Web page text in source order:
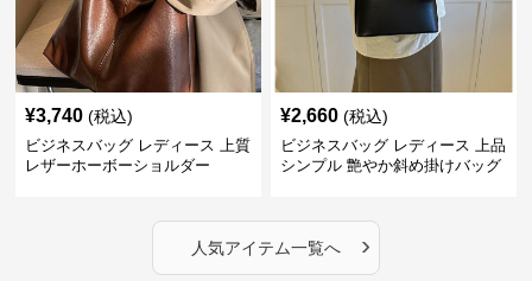
¥3,740 (税込)
ビジネスバッグ レディース 上質
レザーホーボーショルダー
¥2,660 (税込)
ビジネスバッグ レディース 上品
シンプル 艶やか斜め掛けバッグ
人気アイテム一覧へ ›